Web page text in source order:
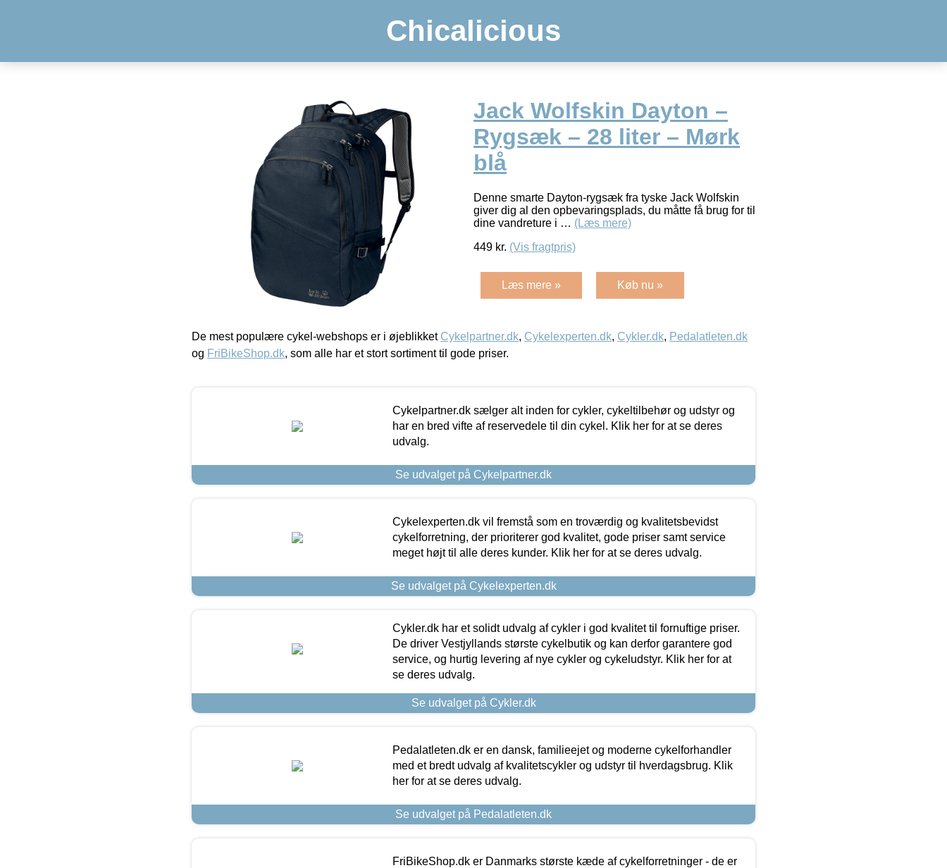
Chicalicious
Jack Wolfskin Dayton –
Rygsæk – 28 liter – Mørk
blå
Denne smarte Dayton-rygsæk fra tyske Jack Wolfskin
giver dig al den opbevaringsplads, du måtte få brug for til
dine vandreture i … (Læs mere)
449 kr. (Vis fragtpris)
Læs mere » Køb nu »
De mest populære cykel-webshops er i øjeblikket Cykelpartner.dk, Cykelexperten.dk, Cykler.dk, Pedalatleten.dk
og FriBikeShop.dk, som alle har et stort sortiment til gode priser.
Cykelpartner.dk sælger alt inden for cykler, cykeltilbehør og udstyr og
har en bred vifte af reservedele til din cykel. Klik her for at se deres
udvalg.
Se udvalget på Cykelpartner.dk
Cykelexperten.dk vil fremstå som en troværdig og kvalitetsbevidst
cykelforretning, der prioriterer god kvalitet, gode priser samt service
meget højt til alle deres kunder. Klik her for at se deres udvalg.
Se udvalget på Cykelexperten.dk
Cykler.dk har et solidt udvalg af cykler i god kvalitet til fornuftige priser.
De driver Vestjyllands største cykelbutik og kan derfor garantere god
service, og hurtig levering af nye cykler og cykeludstyr. Klik her for at
se deres udvalg.
Se udvalget på Cykler.dk
Pedalatleten.dk er en dansk, familieejet og moderne cykelforhandler
med et bredt udvalg af kvalitetscykler og udstyr til hverdagsbrug. Klik
her for at se deres udvalg.
Se udvalget på Pedalatleten.dk
FriBikeShop.dk er Danmarks største kæde af cykelforretninger - de er